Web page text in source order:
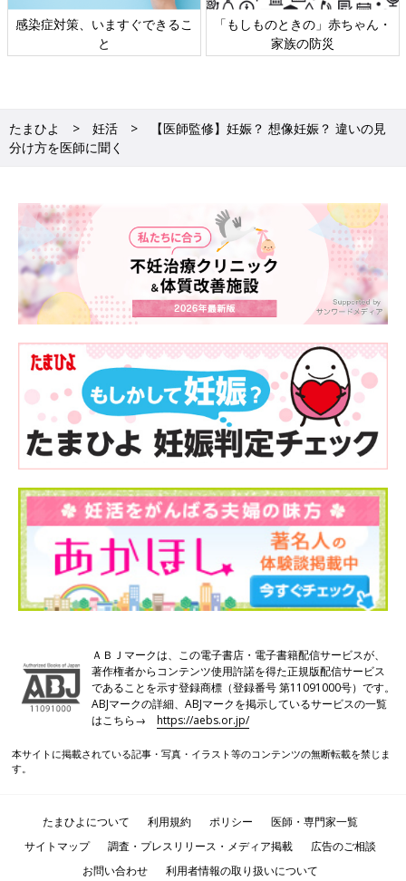
感染症対策、いますぐできるこ
と
「もしものときの」赤ちゃん・
家族の防災
たまひよ 妊活
【医師監修】妊娠？ 想像妊娠？ 違いの見
分け方を医師に聞く
ＡＢＪマークは、この電子書店・電子書籍配信サービスが、
著作権者からコンテンツ使用許諾を得た正規版配信サービス
であることを示す登録商標（登録番号 第11091000号）です。
ABJマークの詳細、ABJマークを掲示しているサービスの一覧
はこちら→https://aebs.or.jp/
本サイトに掲載されている記事・写真・イラスト等のコンテンツの無断転載を禁じま
す。
たまひよについて 利用規約 ポリシー
医師・専門家一覧
サイトマップ
調査・プレスリリース・メディア掲載
広告のご相談
お問い合わせ
利用者情報の取り扱いについて